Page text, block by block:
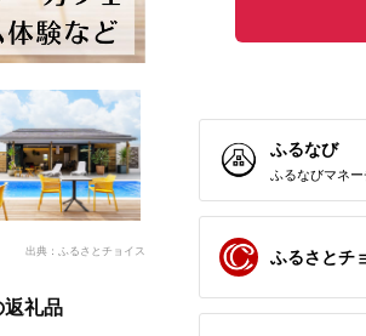
出典：ふるさとチョイス
返礼品
ふるなび
ふるなびマネー
ふるさとチ